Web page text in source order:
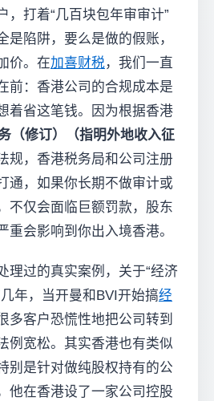
，打着“几百块包年审审计”
是陷阱，要么是做的假账，
价。在加喜财税，我们一直
前：香港公司的合规成本是
着省这笔钱。因为根据香港
（修订）（指明外地收入征
规，香港税务局和公司注册
通，如果你长期不做审计或
不仅会面临巨额罚款，股东
重会影响到你出入境香港。
理过的真实案例，关于“经济
年，当开曼和BVI开始搞经
多客户恐慌性地把公司转到
例宽松。其实香港也有类似
别是针对做纯股权持有的公
他在香港设了一家公司控股